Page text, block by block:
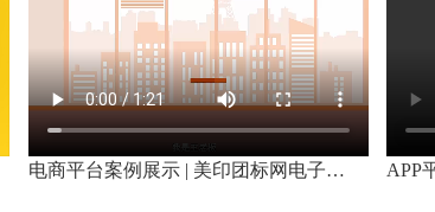
电商平台案例展示 | 美印团标网电子商务宣传视频